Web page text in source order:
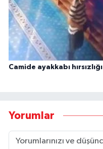
Camide ayakkabı hırsızlığı
Yorumlar